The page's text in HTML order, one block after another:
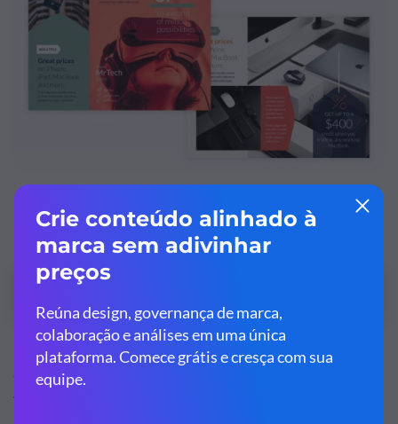
Personalize este modelo de panfleto e deixe ele
com a sua cara!
Só porque seu folheto vai ser dobrado não significa que
você precisa engessar seus gráficos em uma única